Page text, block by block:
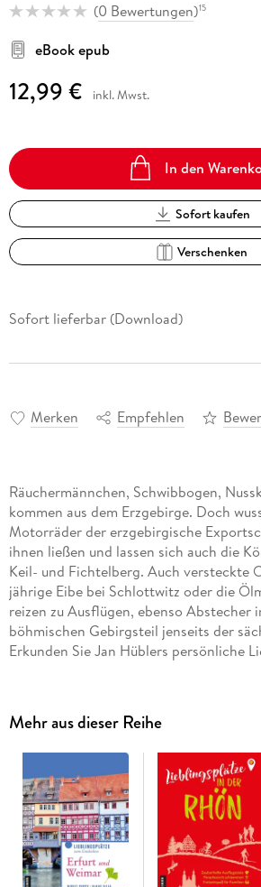
(0 Bewertungen)15
eBook epub
12,99 € inkl. Mwst.
In den
Sofort kaufen
Verschenken
Sofort lieferbar (Download)
Merken Empfehlen
Räuchermännchen, Schwibbogen,
kommen aus dem Erzgebirge. Doch
Motorräder der erzgebirgische
ihnen ließen und lassen sich auch die
Keil- und Fichtelberg. Auch versteckte
jährige Eibe bei Schlottwitz oder die
reizen zu Ausflügen, ebenso Abstecher
böhmischen Gebirgsteil jenseits der
Erkunden Sie Jan Hüblers persönliche
Mehr aus dieser Reihe